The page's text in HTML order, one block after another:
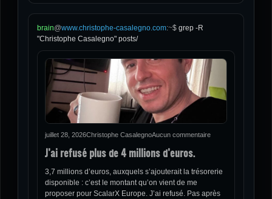
brain@www.christophe-casalegno.com:~$ grep -R
"Christophe Casalegno" posts/
juillet 28, 2026Christophe CasalegnoAucun commentaire
J’ai refusé plus de 4 millions d’euros.
3,7 millions d’euros, auxquels s’ajouterait la trésorerie
disponible : c’est le montant qu’on vient de me
proposer pour ScalarX Europe. J’ai refusé. Pas après